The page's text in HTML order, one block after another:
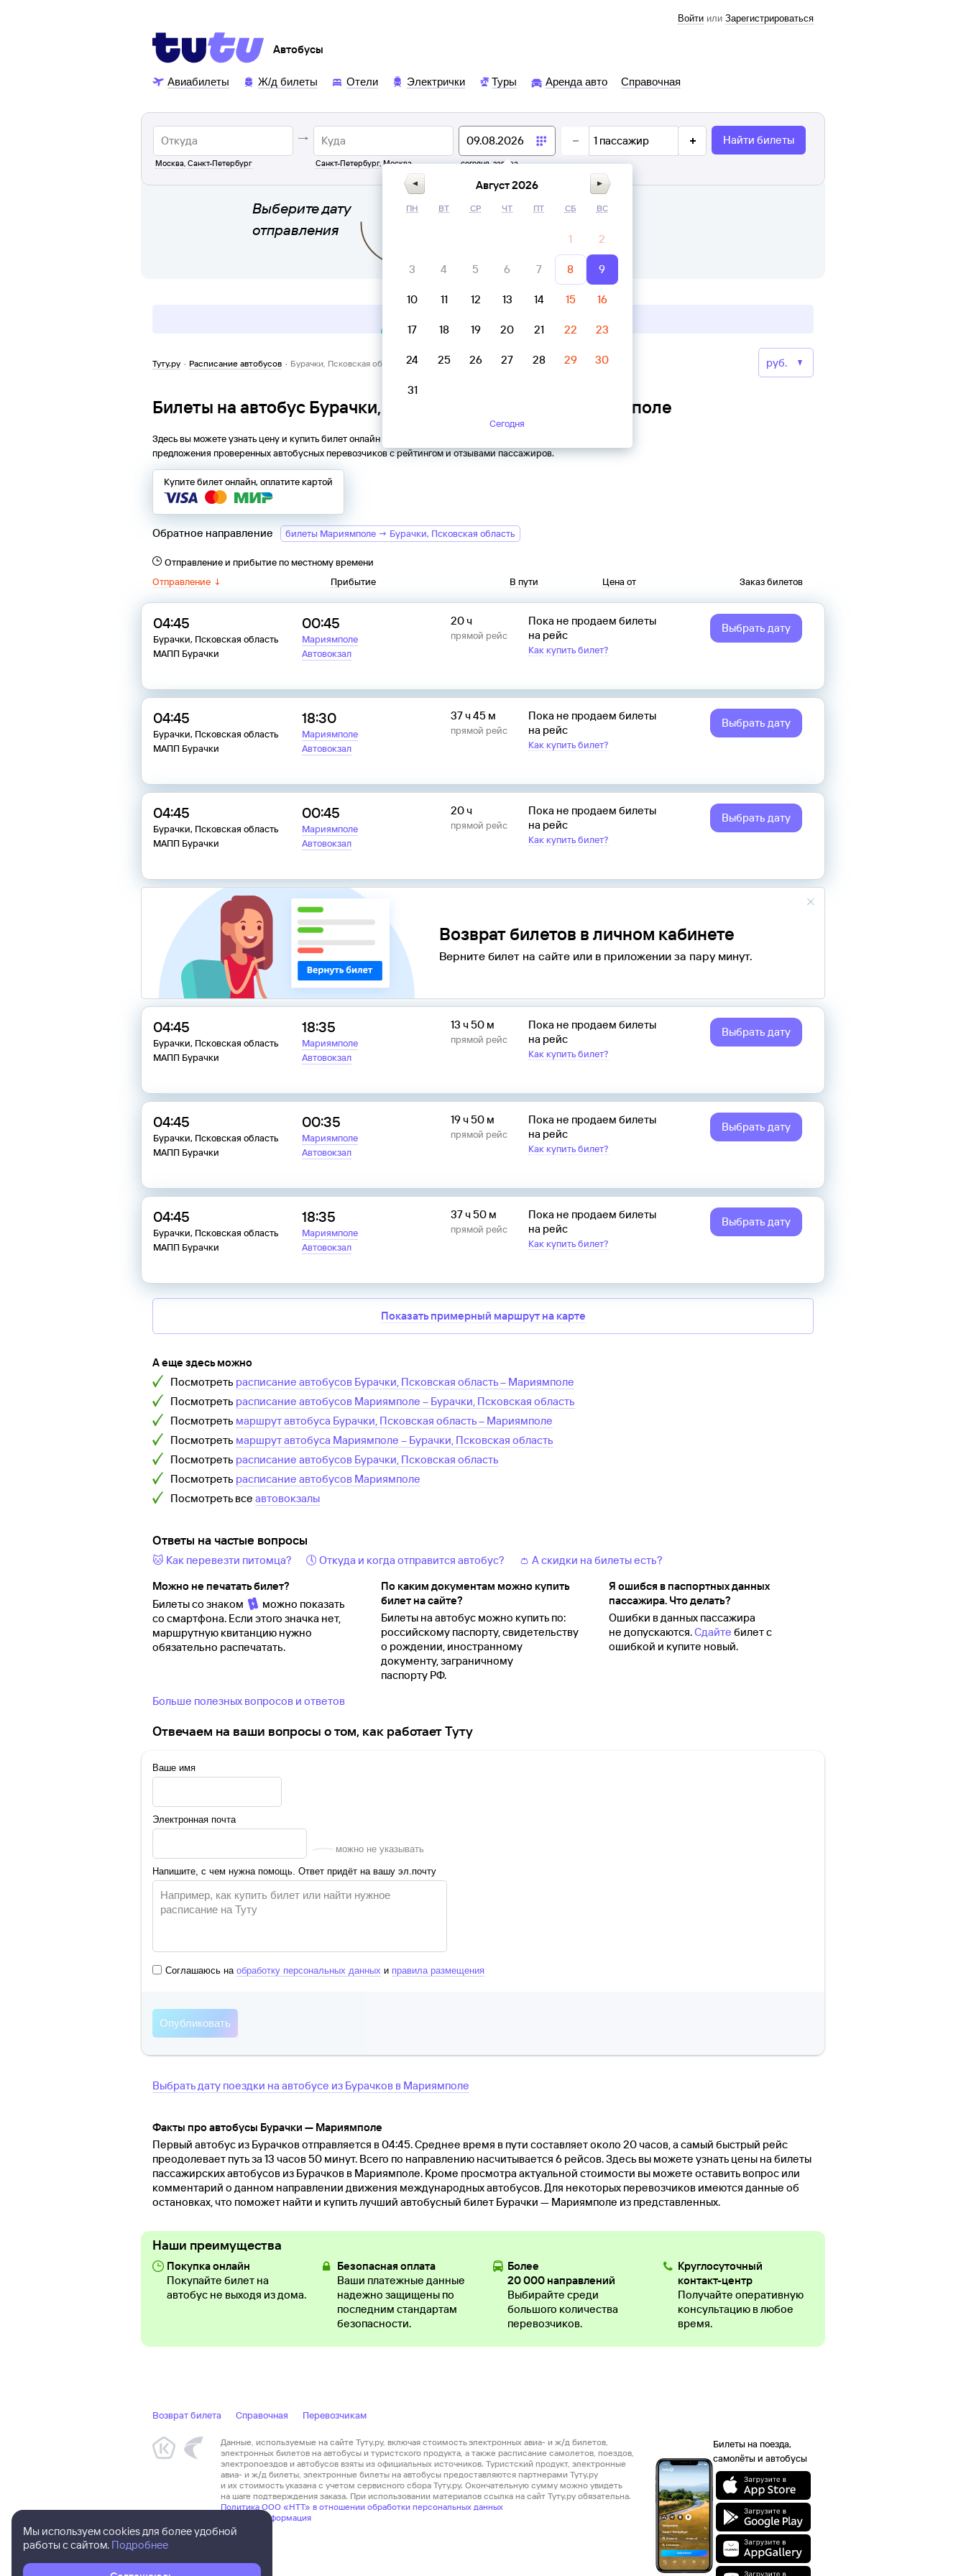
Войти или Зарегистрироваться
Автобусы
Авиабилеты Ж/д билеты Отели Электрички Туры Аренда авто Справочная
Москва, Санкт-Петербург Санкт-Петербург, Москва сегодня, завтра
1 пассажир Найти билеты
Выберите дату
отправления
Туту.ру · Расписание автобусов · Бурачки, Псковская область → Мариямполе
Билеты на автобус Бурачки, Псковская область → Мариямполе
Здесь вы можете узнать цену и купить билет онлайн на автобус из
предложения проверенных автобусных перевозчиков с рейтингом и отзывами пассажиров.
Купите билет онлайн, оплатите картой
Обратное направление билеты Мариямполе → Бурачки, Псковская область
Отправление и прибытие по местному времени
Отправление ↓ Прибытие В пути Цена от Заказ билетов
04:45
Бурачки, Псковская область
МАПП Бурачки
00:45
Мариямполе
Автовокзал
20 ч
прямой рейс
Пока не продаем билеты
на рейс
Как купить билет?
Выбрать дату
04:45
Бурачки, Псковская область
МАПП Бурачки
18:30
Мариямполе
Автовокзал
37 ч 45 м
прямой рейс
Пока не продаем билеты
на рейс
Как купить билет?
Выбрать дату
04:45
Бурачки, Псковская область
МАПП Бурачки
00:45
Мариямполе
Автовокзал
20 ч
прямой рейс
Пока не продаем билеты
на рейс
Как купить билет?
Выбрать дату
Возврат билетов в личном кабинете
Верните билет на сайте или в приложении за пару минут.
04:45
Бурачки, Псковская область
МАПП Бурачки
18:35
Мариямполе
Автовокзал
13 ч 50 м
прямой рейс
Пока не продаем билеты
на рейс
Как купить билет?
Выбрать дату
04:45
Бурачки, Псковская область
МАПП Бурачки
00:35
Мариямполе
Автовокзал
19 ч 50 м
прямой рейс
Пока не продаем билеты
на рейс
Как купить билет?
Выбрать дату
04:45
Бурачки, Псковская область
МАПП Бурачки
18:35
Мариямполе
Автовокзал
37 ч 50 м
прямой рейс
Пока не продаем билеты
на рейс
Как купить билет?
Выбрать дату
Показать примерный маршрут на карте
А еще здесь можно
Посмотреть расписание автобусов Бурачки, Псковская область– Мариямполе
Посмотреть расписание автобусов Мариямполе – Бурачки, Псковская область
Посмотреть маршрут автобуса Бурачки, Псковская область– Мариямполе
Посмотреть маршрут автобуса Мариямполе – Бурачки, Псковская область
Посмотреть расписание автобусов Бурачки, Псковская область
Посмотреть расписание автобусов Мариямполе
Посмотреть все автовокзалы
Ответы на частые вопросы
🐱 Как перевезти питомца? 🕔 Откуда и когда отправится автобус?
👛 А скидки на билеты есть?
Можно не печатать билет?
Билеты со знаком
можно показать
со смартфона. Если этого значка нет,
маршрутную квитанцию нужно
обязательно распечатать.
По каким документам можно купить
билет на сайте?
Билеты на автобус можно купить по:
российскому паспорту, свидетельству
о рождении, иностранному
документу, заграничному
паспорту РФ.
Я ошибся в паспортных данных
пассажира. Что делать?
Ошибки в данных пассажира
не допускаются.Сдайте билет с
ошибкой и купите новый.
Больше полезных вопросов и ответов
Отвечаем на ваши вопросы о том, как работает Туту
Ваше имя
Электронная почта
можно не указывать
Напишите, с чем нужна помощь. Ответ придёт на вашу эл.почту
Соглашаюсь на обработку персональных данных и правила размещения
Выбрать дату поездки на автобусе из Бурачков в Мариямполе
Факты про автобусы Бурачки — Мариямполе
Первый автобус из Бурачков отправляется в 04:45. Среднее время в пути составляет около 20 часов, а самый быстрый рейс
преодолевает путь за 13 часов 50 минут. Всего по направлению насчитывается 6 рейсов. Здесь вы можете узнать цены на билеты
пассажирских автобусов из Бурачков в Мариямполе. Кроме просмотра актуальной стоимости вы можете оставить вопрос или
комментарий о данном направлении движения международных автобусов. Для некоторых перевозчиков имеются данные об
остановках, что поможет найти и купить лучший автобусный билет Бурачки — Мариямполе из представленных.
Наши преимущества
Покупка онлайн
Покупайте билет на
автобус не выходя из дома.
Безопасная оплата
Ваши платежные данные
надежно защищены по
последним стандартам
безопасности.
Более
20 000 направлений
Выбирайте среди
большого количества
перевозчиков.
Круглосуточный
контакт-центр
Получайте оперативную
консультацию в любое
время.
Возврат билета Справочная Перевозчикам
Билеты на поезда,
самолёты и автобусы
Данные, используемые на сайте Туту.ру, включая стоимость электронных авиа- и ж/д билетов,
электронных билетов на автобусы и туристского продукта, а также расписание самолетов, поездов,
электропоездов и автобусов взяты из официальных источников. Туристский продукт, электронные
авиа- и ж/д билеты, электронные билеты на автобусы предоставляются партнерами Туту.ру
и их стоимость указана с учетом сервисного сбора Туту.ру. Окончательную сумму можно увидеть
на шаге подтверждения заказа. При использовании материалов ссылка на сайт Туту.ру обязательна.
Политика ООО «НТТ» в отношении обработки персональных данных
Правовая информация
Мы используем cookies для более удобной
работы с сайтом. Подробнее
Август 2026
ПН ВТ СР ЧТ ПТ СБ ВС
1 2
3 4 5 6 7 8 9
10 11 12 13 14 15 16
17 18 19 20 21 22 23
24 25 26 27 28 29 30
31
Сегодня